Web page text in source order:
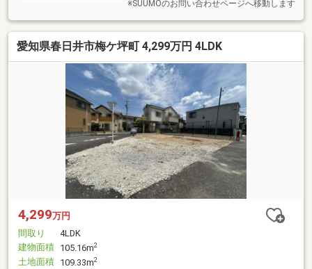
※SUUMOのお問い合わせページへ移動します
愛知県春日井市梅ケ坪町 4,299万円 4LDK
4,299万円
間取り
4LDK
建物面積 105.16m2
土地面積 109.33m2